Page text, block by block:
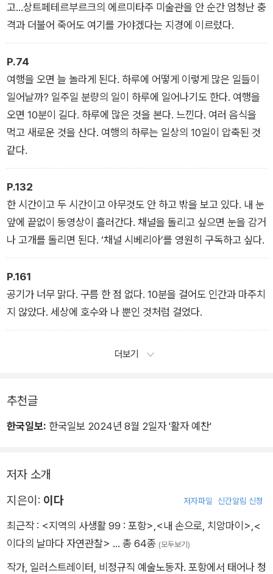
고...상트페테르부르크의 에르미타주 미술관을 안 순간 엄청난 충
격과 더불어 죽어도 여기를 가야겠다는 지경에 이르렀다.
P.74
여행을 오면 늘 놀라게 된다. 하루에 어떻게 이렇게 많은 일들이
일어날까? 일주일 분량의 일이 하루에 일어나기도 한다. 여행을
오면 10분이 길다. 하루에 많은 것을 본다. 느낀다. 여러 음식을
먹고 새로운 것을 산다. 여행의 하루는 일상의 10일이 압축된 것
같다.
P.132
한 시간이고 두 시간이고 아무것도 안 하고 밖을 보고 있다. 내 눈
앞에 끝없이 동영상이 흘러간다. 채널을 돌리고 싶으면 눈을 감거
나 고개를 돌리면 된다. ‘채널 시베리아’를 영원히 구독하고 싶다.
P.161
공기가 너무 맑다. 구름 한 점 없다. 10분을 걸어도 인간과 마주치
지 않았다. 세상에 호수와 나 뿐인 것처럼 걸었다.
더보기
추천글
한국일보: 한국일보 2024년 8월 2일자 '활자 예찬'
저자 소개
지은이: 이다 저자파일 신간알림 신청
최근작 : <지역의 사생활 99 : 포항> <내 손으로, 치앙마이> <
이다의 날마다 자연관찰> … 총 64종 (모두보기)
작가, 일러스트레이터, 비정규직 예술노동자. 포항에서 태어나 청